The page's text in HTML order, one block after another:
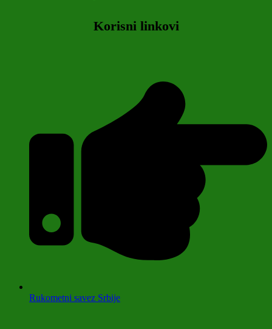
Korisni linkovi
Rukometni savez Srbije